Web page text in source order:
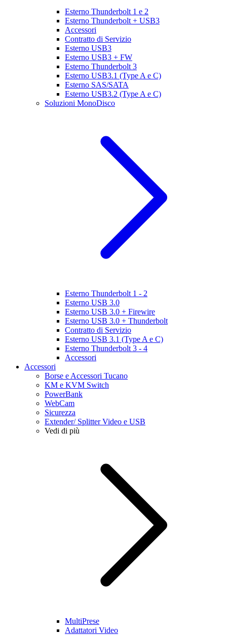
Esterno Thunderbolt 1 e 2
Esterno Thunderbolt + USB3
Accessori
Contratto di Servizio
Esterno USB3
Esterno USB3 + FW
Esterno Thunderbolt 3
Esterno USB3.1 (Type A e C)
Esterno SAS/SATA
Esterno USB3.2 (Type A e C)
Soluzioni MonoDisco
Esterno Thunderbolt 1 - 2
Esterno USB 3.0
Esterno USB 3.0 + Firewire
Esterno USB 3.0 + Thunderbolt
Contratto di Servizio
Esterno USB 3.1 (Type A e C)
Esterno Thunderbolt 3 - 4
Accessori
Accessori
Borse e Accessori Tucano
KM e KVM Switch
PowerBank
WebCam
Sicurezza
Extender/ Splitter Video e USB
Vedi di più
MultiPrese
Adattatori Video